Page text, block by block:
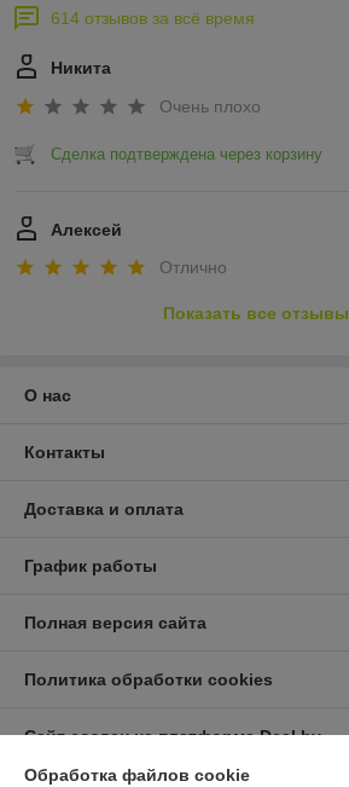
614 отзывов за всё время
Никита
Очень плохо
Сделка подтверждена через корзину
Алексей
Отлично
Показать все отзывы
О нас
Контакты
Доставка и оплата
График работы
Полная версия сайта
Политика обработки cookies
Сайт создан на платформе Deal.by
Обработка файлов cookie